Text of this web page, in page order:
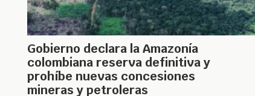
Gobierno declara la Amazonía
colombiana reserva definitiva y
prohíbe nuevas concesiones
mineras y petroleras